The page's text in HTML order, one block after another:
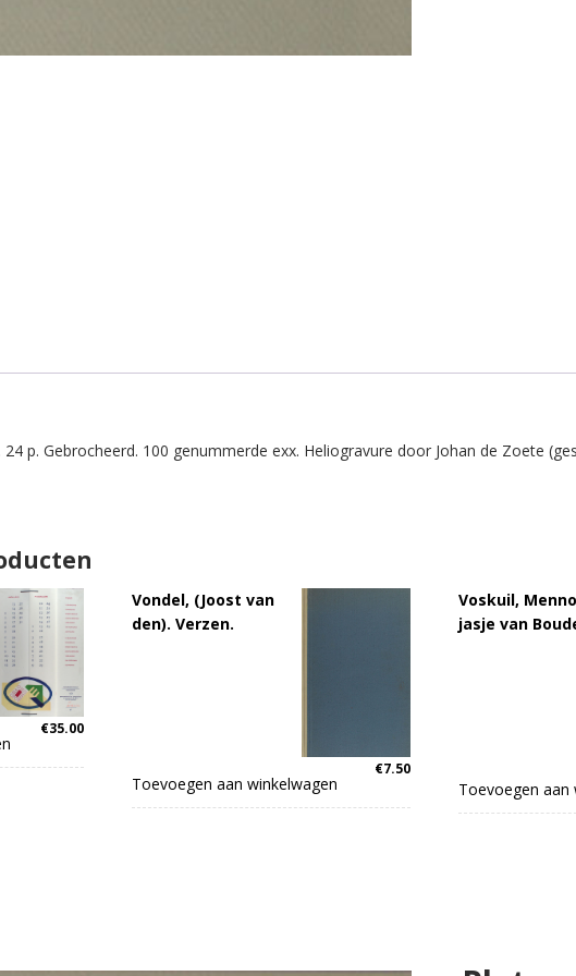
p. Gebrocheerd. 100 genummerde exx. Heliogravure door Johan de Zoete
€35.00
Vondel, (Joost van
den). Verzen.
€7.50
Toevoegen aan winkelwagen
Voskuil,
jasje van
Toevoegen aan